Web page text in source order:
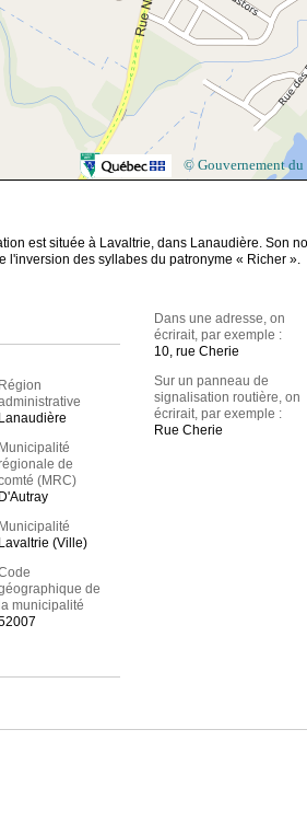
© Gouvernement du
est située à Lavaltrie, dans Lanaudière. Son
l'inversion des syllabes du patronyme « Richer ».
Région
Lanaudière
Municipalité
de
(MRC)
D'Autray
Municipalité
Lavaltrie (Ville)
de
la municipalité
Dans une adresse, on
écrirait, par exemple :
10, rue Cherie
Sur un panneau de
signalisation routière, on
écrirait, par exemple :
Rue Cherie